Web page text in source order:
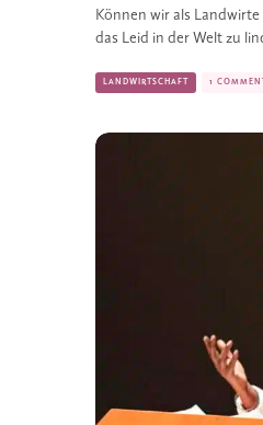
Können wir als
das Leid in der Welt zu
LANDWIRTSCHAFT 1 COMMENT